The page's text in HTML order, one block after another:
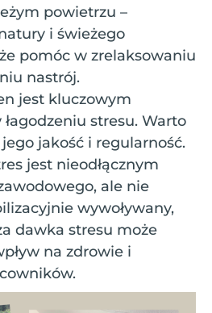
powietrzu –
i świeżego
pomóc w zrelaksowaniu
nastrój.
jest kluczowym
stresu. Warto
jakość i regularność.
jest nieodłącznym
ale nie
wywoływany,
dawka stresu może
na zdrowie i